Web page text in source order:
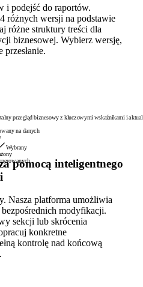
i podejść do raportów.
różnych wersji na podstawie
różne struktury treści dla
biznesowej. Wybierz wersję,
przegląd biznesowy z kluczowymi wskaźnikami i
na danych
Wybrany
pomocą inteligentnego
Nasza platforma umożliwia
bezpośrednich modyfikacji.
sekcji lub skrócenia
konkretne
kontrolę nad końcową